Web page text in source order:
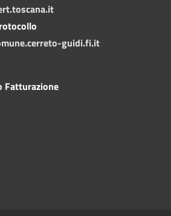
guidi.fi.it
Fatturazione